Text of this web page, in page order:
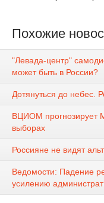
Похожие
"Левада-центр"
может быть в России?
Дотянуться до небес.
ВЦИОМ прогнозирует
выборах
Россияне не видят
Ведомости: Падение
усилению